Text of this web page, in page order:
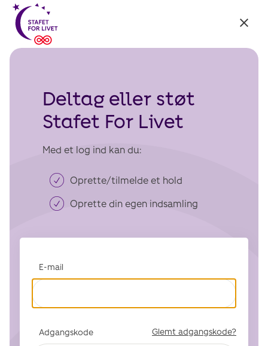
Tilbage
Stafet
Deltag eller støt
Stafet For Livet
Med et log ind kan du:
Oprette/tilmelde et hold
Oprette din egen indsamling
E-mail
Adgangskode Glemt adgangskode?